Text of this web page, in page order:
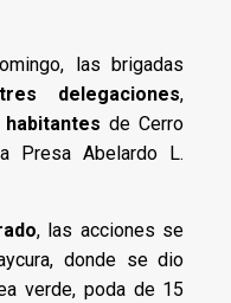
las brigadas
tres delegaciones,
de Cerro
Presa Abelardo L.
, las acciones se
donde se dio
verde, poda de 15